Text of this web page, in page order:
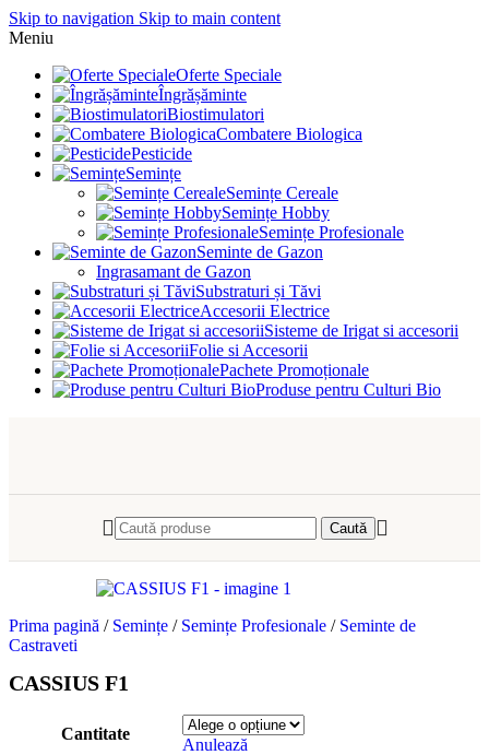
Skip to navigation Skip to main content
Meniu
Oferte Speciale
Îngrășăminte
Biostimulatori
Combatere Biologica
Pesticide
Semințe
Semințe Cereale
Semințe Hobby
Semințe Profesionale
Seminte de Gazon
Ingrasamant de Gazon
Substraturi și Tăvi
Accesorii Electrice
Sisteme de Irigat si accesorii
Folie si Accesorii
Pachete Promoționale
Produse pentru Culturi Bio
Caută
Prima pagină / Semințe / Semințe Profesionale / Seminte de
Castraveti
CASSIUS F1
Cantitate
Anulează